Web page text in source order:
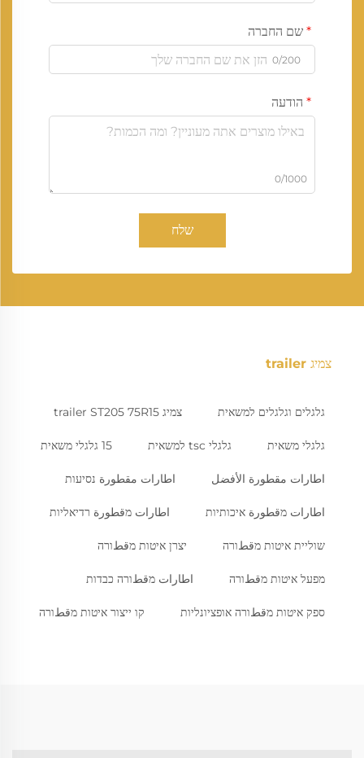
שם החברה
0/200
הודעה
0/1000
שלח
צמיג trailer
גלגלים וגלגלים למשאית צמיג trailer ST205 75R15
גלגלי משאית גלגלי tsc למשאית 15 גלגלי משאית
اطارات مقطورة الأفضل اطارات مقطورة נסיעות
اطارات מقطورة איכותיות اطارات מقطورة רדיאליות
שוליית איטות מقطורה יצרן איטות מقطורה
מפעל איטות מقطורה اطارات מقطורה כבדות
ספק איטות מقطורה אופציונליות קו ייצור איטות מقطורה